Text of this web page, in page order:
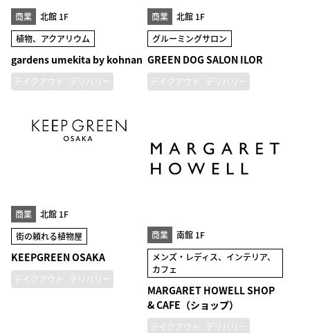
商業
北館 1F
植物、アクアリウム
gardens umekita by kohnan
テイクアウト デリバリー
商業
北館 1F
グルーミングサロン
GREEN DOG SALON ILOR
テイクアウト デリバリー
商業
北館 1F
街の頼れる植物屋
KEEPGREEN OSAKA
テイクアウト デリバリー
商業
南館 1F
メンズ・レディス、インテリア、
カフェ
MARGARET HOWELL SHOP
& CAFE（ショップ）
テイクアウト デリバリー